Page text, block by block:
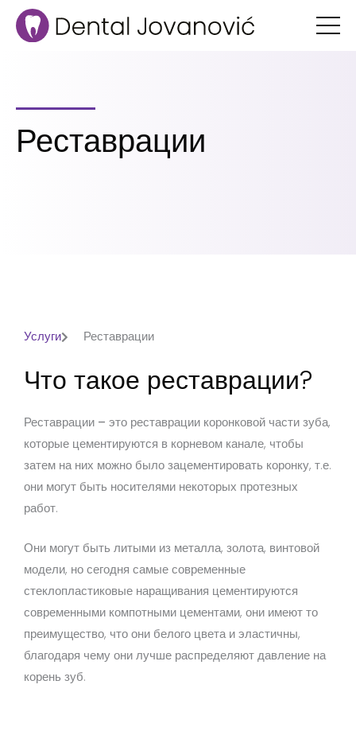
Pereйti
Реставрации
Услуги Реставрации
Что такое реставрации?
Реставрации – это реставрации коронковой части зуба,
которые цементируются в корневом канале, чтобы
затем на них можно было зацементировать коронку, т.е.
они могут быть носителями некоторых протезных
работ.
Они могут быть литыми из металла, золота, винтовой
модели, но сегодня самые современные
стеклопластиковые наращивания цементируются
современными компотными цементами, они имеют то
преимущество, что они белого цвета и эластичны,
благодаря чему они лучше распределяют давление на
корень зуб.